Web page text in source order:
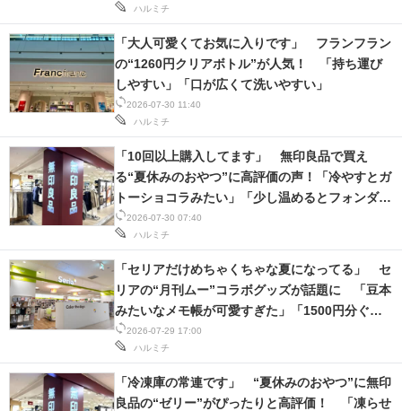
ハルミチ
2026-07-30 11:40
ハルミチ
「大人可愛くてお気に入りです」 フランフラン
の“1260円クリアボトル”が人気！ 「持ち運び
しやすい」「口が広くて洗いやすい」
2026-07-30 07:40
ハルミチ
「10回以上購入してます」 無印良品で買え
る“夏休みのおやつ”に高評価の声！「冷やすとガ
トーショコラみたい」「少し温めるとフォンダン
ショコラに」
2026-07-29 17:00
ハルミチ
「セリアだけめちゃくちゃな夏になってる」 セ
リアの“月刊ムー”コラボグッズが話題に 「豆本
みたいなメモ帳が可愛すぎた」「1500円分ぐら
い衝動買い」
「冷凍庫の常連です」 “夏休みのおやつ”に無印
良品の“ゼリー”がぴったりと高評価！ 「凍らせ